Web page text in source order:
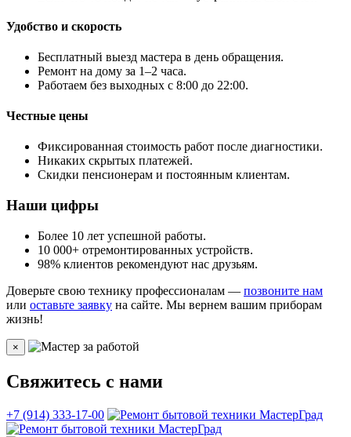
Удобство и скорость
Бесплатный выезд мастера в день обращения.
Ремонт на дому за 1–2 часа.
Работаем без выходных с 8:00 до 22:00.
Честные цены
Фиксированная стоимость работ после диагностики.
Никаких скрытых платежей.
Скидки пенсионерам и постоянным клиентам.
Наши цифры
Более 10 лет успешной работы.
10 000+ отремонтированных устройств.
98% клиентов рекомендуют нас друзьям.
Доверьте свою технику профессионалам — позвоните нам
или оставьте заявку на сайте. Мы вернем вашим приборам
жизнь!
×
Свяжитесь с нами
+7 (914) 333-17-00